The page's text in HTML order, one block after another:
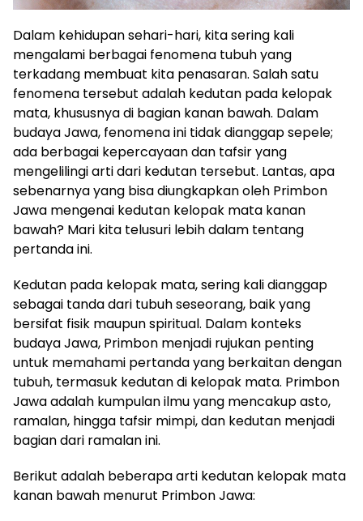
Dalam kehidupan sehari-hari, kita sering kali
mengalami berbagai fenomena tubuh yang
terkadang membuat kita penasaran. Salah satu
fenomena tersebut adalah kedutan pada kelopak
mata, khususnya di bagian kanan bawah. Dalam
budaya Jawa, fenomena ini tidak dianggap sepele;
ada berbagai kepercayaan dan tafsir yang
mengelilingi arti dari kedutan tersebut. Lantas, apa
sebenarnya yang bisa diungkapkan oleh Primbon
Jawa mengenai kedutan kelopak mata kanan
bawah? Mari kita telusuri lebih dalam tentang
pertanda ini.
Kedutan pada kelopak mata, sering kali dianggap
sebagai tanda dari tubuh seseorang, baik yang
bersifat fisik maupun spiritual. Dalam konteks
budaya Jawa, Primbon menjadi rujukan penting
untuk memahami pertanda yang berkaitan dengan
tubuh, termasuk kedutan di kelopak mata. Primbon
Jawa adalah kumpulan ilmu yang mencakup asto,
ramalan, hingga tafsir mimpi, dan kedutan menjadi
bagian dari ramalan ini.
Berikut adalah beberapa arti kedutan kelopak mata
kanan bawah menurut Primbon Jawa: